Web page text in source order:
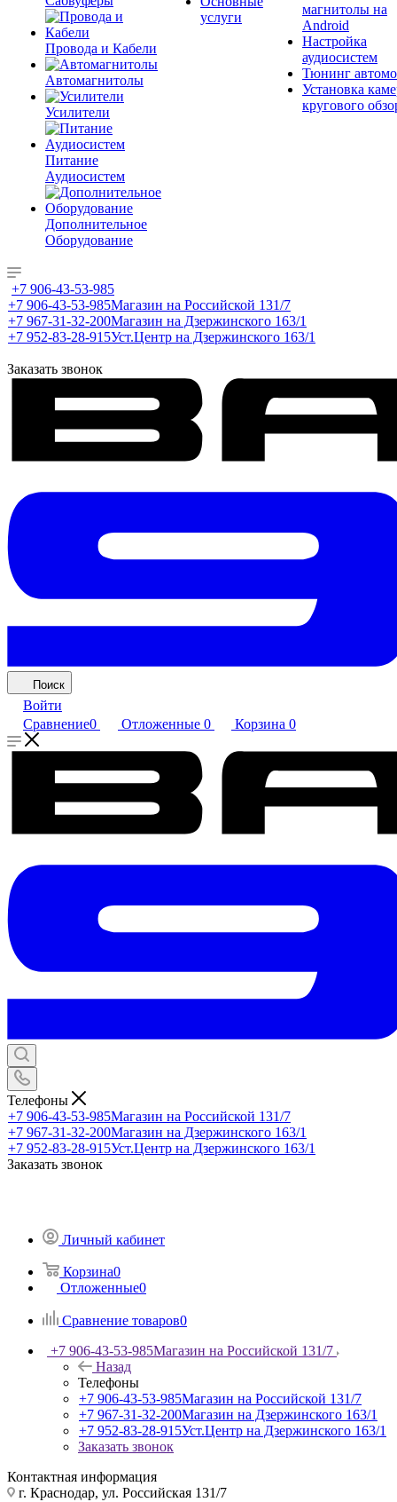
Провода и Кабели
Автомагнитолы
Усилители
Питание
Аудиосистем
Дополнительное
Оборудование
услуги
магнитолы на
Android
Настройка
аудиосистем
Тюнинг
Установка
кругового
+7 906-43-53-985
+7 906-43-53-985Магазин на Российской 131/7
+7 967-31-32-200Магазин на Дзержинского 163/1
+7 952-83-28-915Уст.Центр на Дзержинского 163/1
Заказать звонок
Поиск
Войти
Сравнение0 Отложенные 0 Корзина 0
Телефоны
+7 906-43-53-985Магазин на Российской 131/7
+7 967-31-32-200Магазин на Дзержинского 163/1
+7 952-83-28-915Уст.Центр на Дзержинского 163/1
Заказать звонок
Личный кабинет
Корзина0
Отложенные0
Сравнение товаров0
+7 906-43-53-985Магазин на Российской 131/7
Назад
Телефоны
+7 906-43-53-985Магазин на Российской 131/7
+7 967-31-32-200Магазин на Дзержинского 163/1
+7 952-83-28-915Уст.Центр на Дзержинского 163/1
Заказать звонок
Контактная информация
г. Краснодар, ул. Российская 131/7